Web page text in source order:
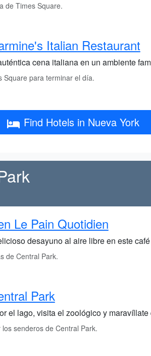
de Times Square.
Italian Restaurant
cena italiana en un ambiente
para terminar el día.
Find Hotels in Nueva York
Le Pain Quotidien
desayuno al aire libre en este
de Central Park.
Park
el lago, visita el zoológico y
senderos de Central Park.